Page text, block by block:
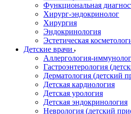
Функциональная
Хирург-эндокринолог
Хирургия
Эндокринология
Эстетическая
Детские врачи
Аллергология-
Гастроэнтерология
Дерматология (детский
Детская кардиология
Детская урология
Детская эндокринология
Неврология (детский